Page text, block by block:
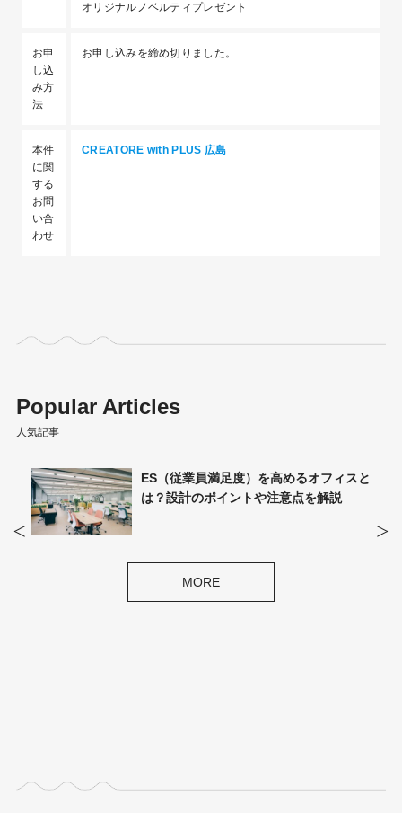
オリジナルノベルティプレゼント
お申
し込
み方
法
お申し込みを締め切りました。
本件
に関
する
お問
い合
わせ
CREATORE with PLUS 広島
Popular Articles
人気記事
ES（従業員満足度）を高めるオフィスと
は？設計のポイントや注意点を解説
MORE